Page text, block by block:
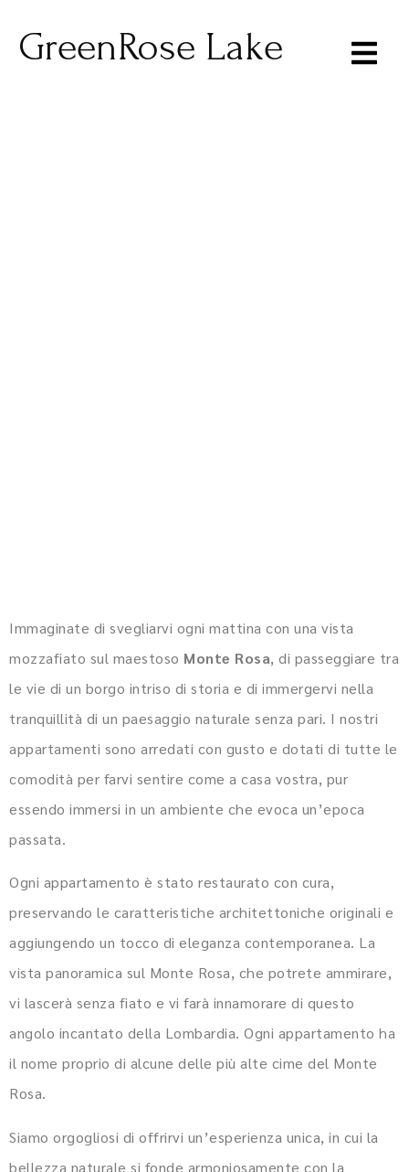
GreenRose Lake
Immaginate di svegliarvi ogni mattina con una vista
mozzafiato sul maestoso Monte Rosa, di passeggiare tra
le vie di un borgo intriso di storia e di immergervi nella
tranquillità di un paesaggio naturale senza pari. I nostri
appartamenti sono arredati con gusto e dotati di tutte le
comodità per farvi sentire come a casa vostra, pur
essendo immersi in un ambiente che evoca un’epoca
passata.
Ogni appartamento è stato restaurato con cura,
preservando le caratteristiche architettoniche originali e
aggiungendo un tocco di eleganza contemporanea. La
vista panoramica sul Monte Rosa, che potrete ammirare,
vi lascerà senza fiato e vi farà innamorare di questo
angolo incantato della Lombardia. Ogni appartamento ha
il nome proprio di alcune delle più alte cime del Monte
Rosa.
Siamo orgogliosi di offrirvi un’esperienza unica, in cui la
bellezza naturale si fonde armoniosamente con la